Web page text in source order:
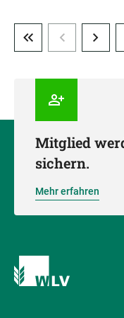
Mitglied
sichern.
Mehr erfahren